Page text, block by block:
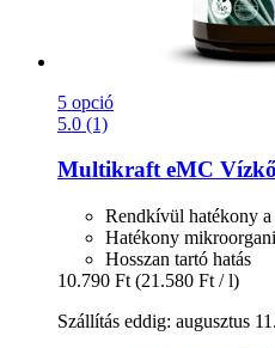
5 opció
5.0 (1)
MultikrafteMC
Rendkívül hatékony
Hatékony
Hosszan tartó hatás
10.790 Ft (21.580 Ft / l)
Szállítás eddig: augusztus 11.